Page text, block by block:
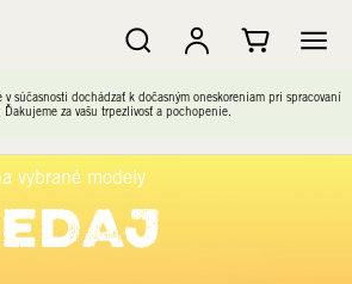
v súčasnosti dochádzať k dočasným oneskoreniam pri spracovaní
za vašu trpezlivosť a pochopenie.
vybrané modely